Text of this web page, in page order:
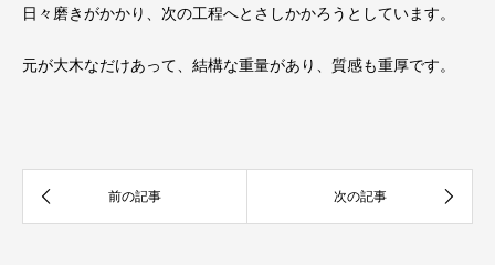
日々磨きがかかり、次の工程へとさしかかろうとしています。
元が大木なだけあって、結構な重量があり、質感も重厚です。